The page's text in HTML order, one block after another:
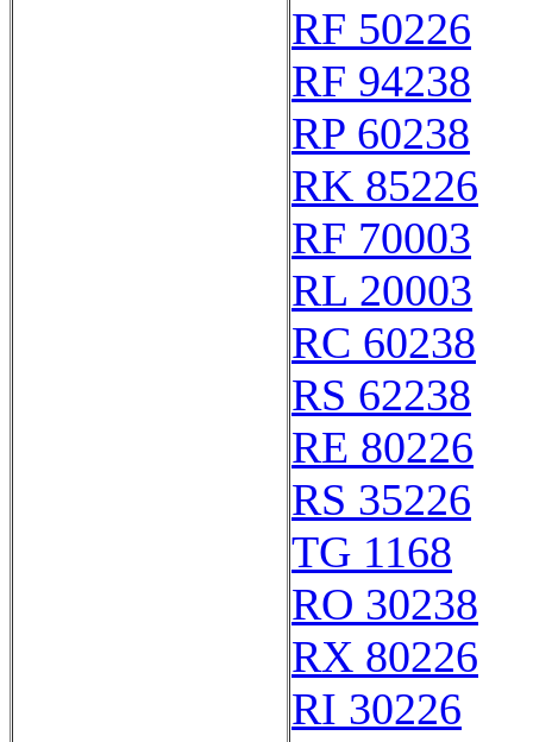
RF 50226
RF 94238
RP 60238
RK 85226
RF 70003
RL 20003
RC 60238
RS 62238
RE 80226
RS 35226
TG 1168
RO 30238
RX 80226
RI 30226